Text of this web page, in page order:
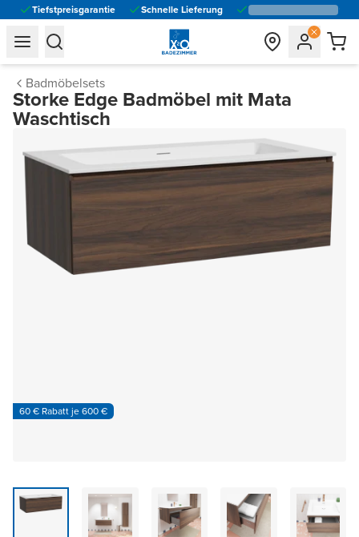
Tiefstpreisgarantie Schnelle Lieferung
general.navigation.toggle_menu.label
general.navigation.toggle_menu.label
Badmöbelsets
Storke Edge Badmöbel mit Mata
Waschtisch
60 € Rabatt je 600 €